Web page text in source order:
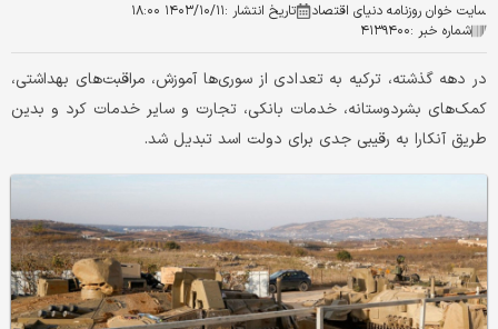
سایت خوان روزنامه دنیای اقتصاد تاریخ انتشار :۱۴۰۳/۱۰/۱۱ ۱۸:۰۰
شماره خبر :۴۱۳۹۴۰۰
در دهه گذشته، ترکیه به تعدادی از سوری‌ها آموزش، مراقبت‌های بهداشتی،
کمک‌های بشردوستانه، خدمات بانکی، تجارت و سایر خدمات کرد و بدین
طریق آنکارا به رقیبی جدی برای دولت اسد تبدیل شد.